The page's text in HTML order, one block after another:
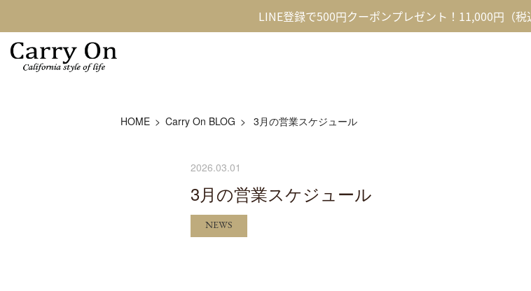
LINE登録で500円クーポンプレゼント！11,000円（
HOME Carry On BLOG 3月の営業スケジュール
2026.03.01
3月の営業スケジュール
NEWS